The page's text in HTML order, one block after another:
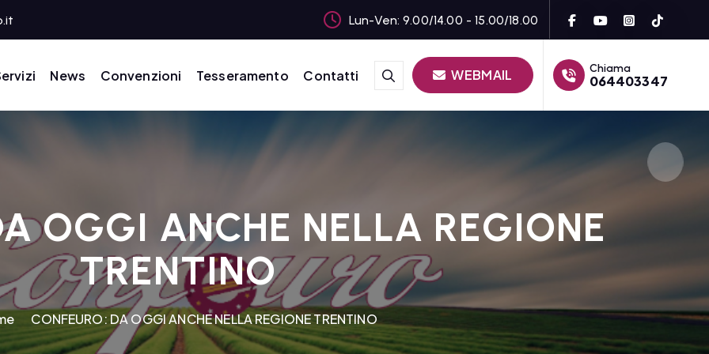
Lun-Ven: 9.00/14.00 - 15.00/18.00
News Convenzioni Tesseramento Contatti WEBMAIL Chiama
064403347
OGGI ANCHE NELLA REGIONE
TRENTINO
CONFEURO: DA OGGI ANCHE NELLA REGIONE TRENTINO